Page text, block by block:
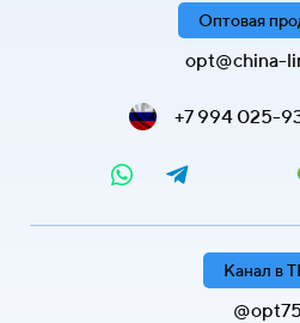
Оптовая
opt@china-
+7 994 025-
Канал в
@opt75